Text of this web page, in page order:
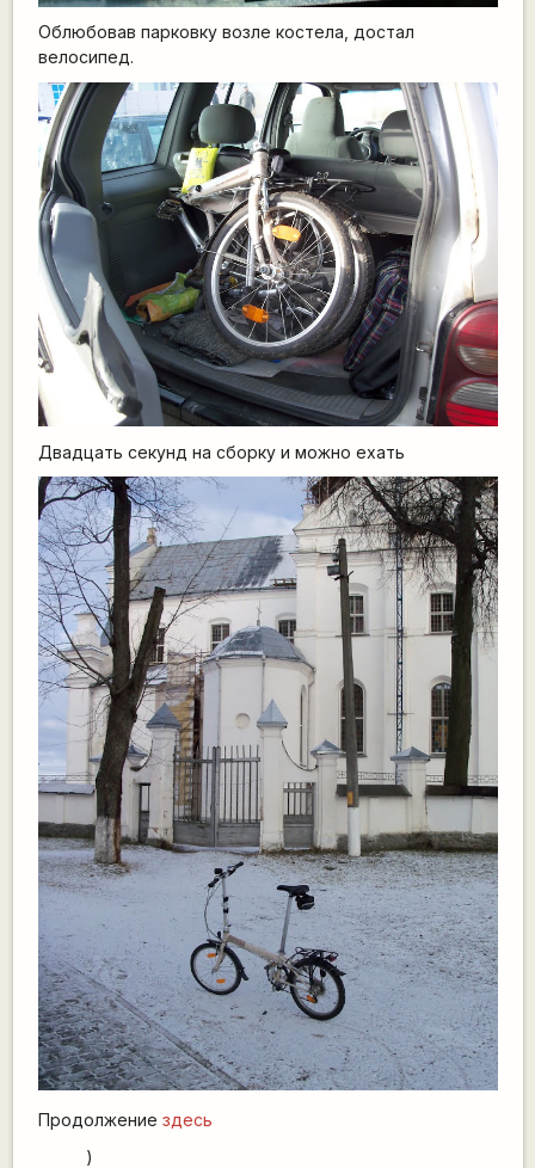
Облюбовав парковку возле костела, достал
велосипед.
Двадцать секунд на сборку и можно ехать
Продолжение здесь
)